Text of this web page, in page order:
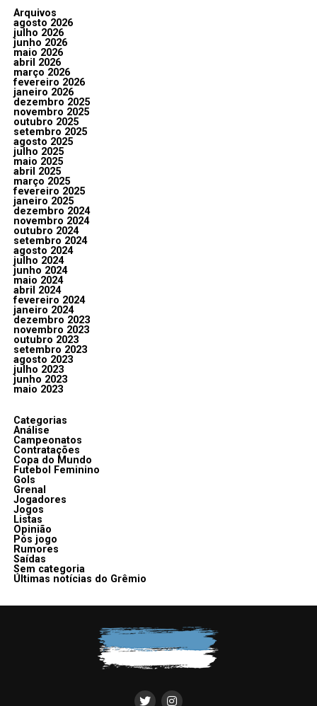
Arquivos
agosto 2026
julho 2026
junho 2026
maio 2026
abril 2026
março 2026
fevereiro 2026
janeiro 2026
dezembro 2025
novembro 2025
outubro 2025
setembro 2025
agosto 2025
julho 2025
maio 2025
abril 2025
março 2025
fevereiro 2025
janeiro 2025
dezembro 2024
novembro 2024
outubro 2024
setembro 2024
agosto 2024
julho 2024
junho 2024
maio 2024
abril 2024
fevereiro 2024
janeiro 2024
dezembro 2023
novembro 2023
outubro 2023
setembro 2023
agosto 2023
julho 2023
junho 2023
maio 2023
Categorias
Análise
Campeonatos
Contratações
Copa do Mundo
Futebol Feminino
Gols
Grenal
Jogadores
Jogos
Listas
Opinião
Pós jogo
Rumores
Saídas
Sem categoria
Últimas notícias do Grêmio